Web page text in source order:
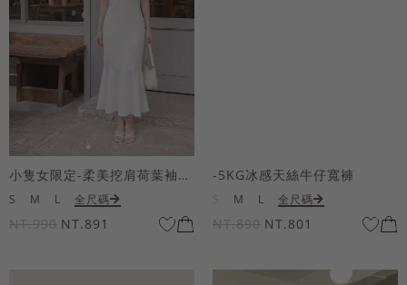
小隻女限定-柔美挖肩荷葉袖魚尾長洋裝
S M L 全尺碼
NT.990 NT.891
-5KG冰感天絲牛仔寬褲
M L 全尺碼
NT.890 NT.801